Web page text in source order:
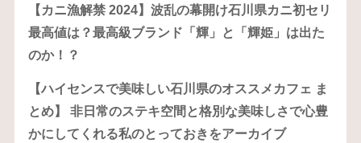
【カニ漁解禁 2024】波乱の幕開け石川県カニ初セリ
最高値は？最高級ブランド「輝」と「輝姫」は出た
のか！？
【ハイセンスで美味しい石川県のオススメカフェ ま
とめ】 非日常のステキ空間と格別な美味しさで心豊
かにしてくれる私のとっておきをアーカイブ